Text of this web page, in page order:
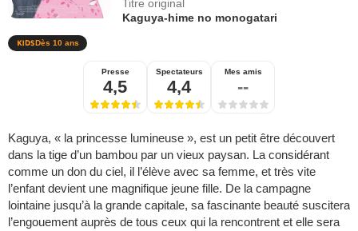
Titre original
Kaguya-hime no monogatari
Dès 10 ans
Presse
4,5
Spectateurs
4,4
Mes amis
--
Kaguya, « la princesse lumineuse », est un petit être découvert
dans la tige d’un bambou par un vieux paysan. La considérant
comme un don du ciel, il l’élève avec sa femme, et très vite
l’enfant devient une magnifique jeune fille. De la campagne
lointaine jusqu’à la grande capitale, sa fascinante beauté suscitera
l’engouement auprès de tous ceux qui la rencontrent et elle sera